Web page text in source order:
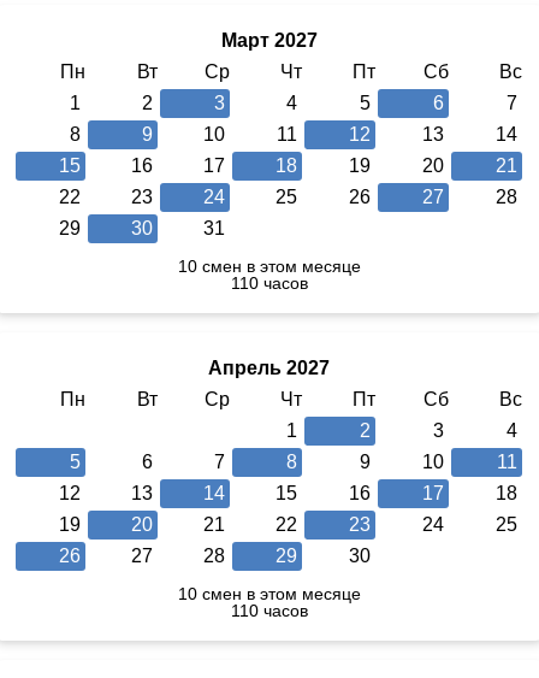
Март 2027
Пн
Вт Ср Чт Пт Сб
Вс
1
2 3 4 5 6
7
8
9 10 11 12 13
14
15
16 17 18 19 20
21
22
23 24 25 26 27
28
29
30 31
10 смен в этом месяце
110 часов
Апрель 2027
Пн
Вт Ср Чт Пт Сб
Вс
1
2 3
4
5
6 7 8 9 10
11
12
13 14 15 16 17
18
19
20 21 22 23 24
25
26
27 28 29 30
10 смен в этом месяце
110 часов